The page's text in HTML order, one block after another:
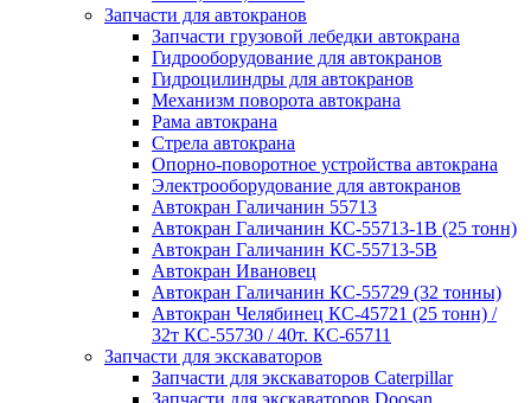
Запчасти для автокранов
Запчасти грузовой лебедки автокрана
Гидрооборудование для автокранов
Гидроцилиндры для автокранов
Механизм поворота автокрана
Рама автокрана
Стрела автокрана
Опорно-поворотное устройства автокрана
Электрооборудование для автокранов
Автокран Галичанин 55713
Автокран Галичанин КС-55713-1В (25 тонн)
Автокран Галичанин КС-55713-5В
Автокран Ивановец
Автокран Галичанин КС-55729 (32 тонны)
Автокран Челябинец КС-45721 (25 тонн) /
32т КС-55730 / 40т. КС-65711
Запчасти для экскаваторов
Запчасти для экскаваторов Caterpillar
Запчасти для экскаваторов Doosan